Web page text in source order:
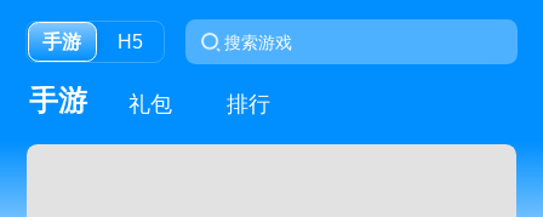
手游 H5
手游 礼包 排行